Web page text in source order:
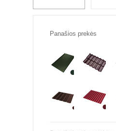
Panašios prekės